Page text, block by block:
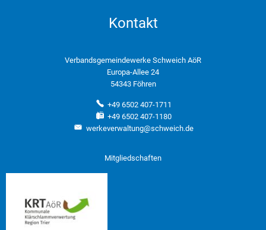
Kontakt
Verbandsgemeindewerke Schweich AöR
Europa-Allee 24
54343 Föhren
+49 6502 407-1711
+49 6502 407-1180
werkeverwaltung@schweich.de
Mitgliedschaften